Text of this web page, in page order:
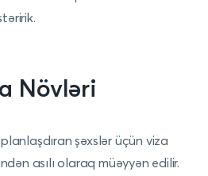
Növləri
şəxslər üçün viza
asılı olaraq müəyyən edilir.